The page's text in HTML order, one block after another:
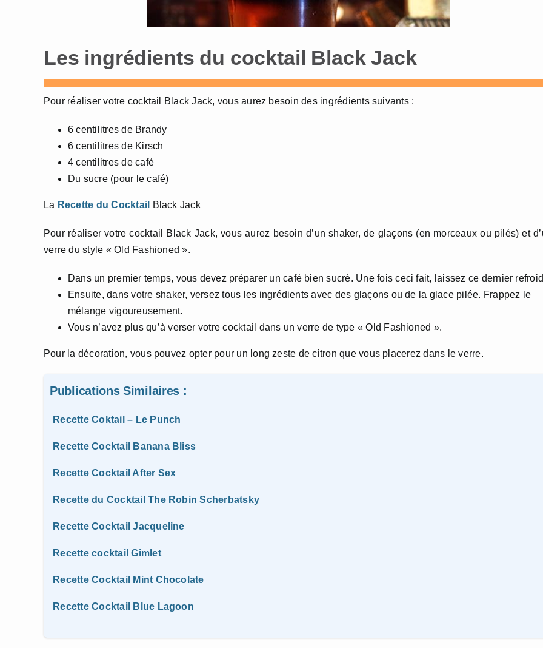
Les ingrédients du cocktail Black Jack
Pour réaliser votre cocktail Black Jack, vous aurez besoin des ingrédients suivants :
6 centilitres de Brandy
6 centilitres de Kirsch
4 centilitres de café
Du sucre (pour le café)
La Recette du Cocktail Black Jack
Pour réaliser votre cocktail Black Jack, vous aurez besoin d’un shaker, de glaçons (en morceaux ou pilés) et
verre du style « Old Fashioned ».
Dans un premier temps, vous devez préparer un café bien sucré. Une fois ceci fait, laissez ce dernier
Ensuite, dans votre shaker, versez tous les ingrédients avec des glaçons ou de la glace pilée. Frappez le
mélange vigoureusement.
Vous n’avez plus qu’à verser votre cocktail dans un verre de type « Old Fashioned ».
Pour la décoration, vous pouvez opter pour un long zeste de citron que vous placerez dans le verre.
Publications Similaires :
Recette Coktail – Le Punch
Recette Cocktail Banana Bliss
Recette Cocktail After Sex
Recette du Cocktail The Robin Scherbatsky
Recette Cocktail Jacqueline
Recette cocktail Gimlet
Recette Cocktail Mint Chocolate
Recette Cocktail Blue Lagoon